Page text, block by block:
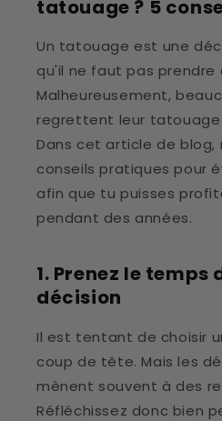
tatouage ? 5
Un tatouage est une
qu'il ne faut pas prendre
Malheureusement,
regrettent leur tatouage
Dans cet article de blog,
conseils pratiques pour
afin que tu puisses
pendant des années.
1. Prenez le temps
décision
Il est tentant de choisir
coup de tête. Mais les
mènent souvent à des
Réfléchissez donc bien